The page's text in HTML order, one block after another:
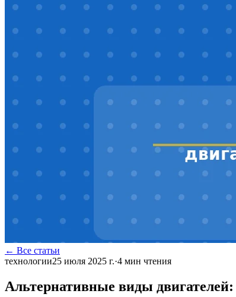
← Все статьи
технологии25 июля 2025 г.·4 мин чтения
Альтернативные виды